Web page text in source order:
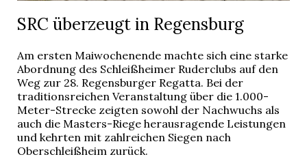
SRC überzeugt in Regensburg
Am ersten Maiwochenende machte sich eine starke
Abordnung des Schleißheimer Ruderclubs auf den
Weg zur 28. Regensburger Regatta. Bei der
traditionsreichen Veranstaltung über die 1.000-
Meter-Strecke zeigten sowohl der Nachwuchs als
auch die Masters-Riege herausragende Leistungen
und kehrten mit zahlreichen Siegen nach
Oberschleißheim zurück.